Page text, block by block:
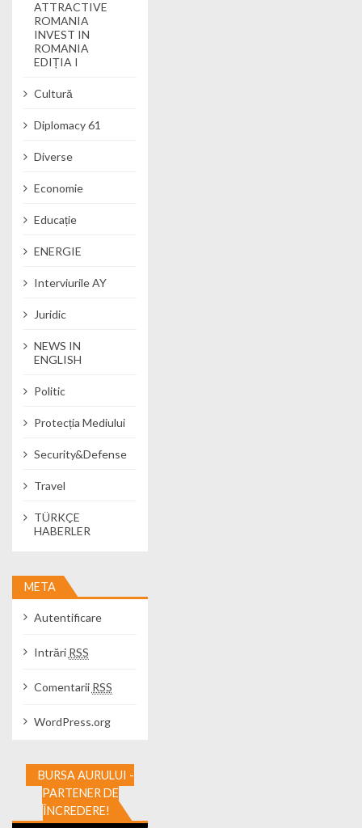
ATTRACTIVE
ROMANIA
INVEST IN
ROMANIA
EDIȚIA I
Cultură
Diplomacy 61
Diverse
Economie
Educație
ENERGIE
Interviurile AY
Juridic
NEWS IN
ENGLISH
Politic
Protecția Mediului
Security&Defense
Travel
TÜRKÇE
HABERLER
META
Autentificare
Intrări RSS
Comentarii RSS
WordPress.org
BURSA AURULUI -
PARTENER DE
ÎNCREDERE!